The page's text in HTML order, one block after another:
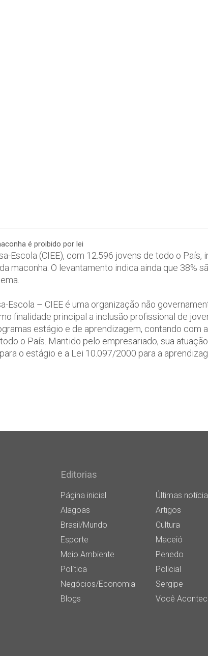
é proibido por lei
Escola (CIEE), com 12.596 jovens de todo o País,
maconha. O levantamento indica ainda que 38%
Escola – CIEE é uma organização não
finalidade principal a inclusão profissional de
estágio e de aprendizagem, contando com a
o País. Mantido pelo empresariado, sua
o estágio e a Lei 10.097/2000 para a
Editorias
Página inicial
Últimas
Alagoas
Artigos
Brasil/Mundo
Cultura
Esporte
Maceió
Meio Ambiente
Penedo
Política
Policial
Negócios/Economia
Sergipe
Blogs
Você